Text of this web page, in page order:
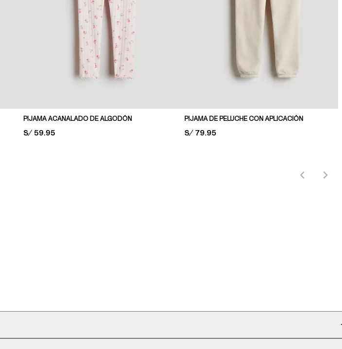
PIJAMA ACANALADO DE ALGODÓN
PRICE:
S/ 59.95
PIJAMA DE PELUCHE CON APLICACIÓN
PRICE:
S/ 79.95